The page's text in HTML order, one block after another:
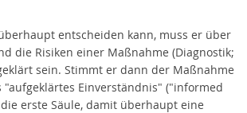
| Augsburger
oder assistierter Suizid
entscheiden kann, muss er über
die Risiken einer Maßnahme (Diagnostik;
sein. Stimmt er dann der Maßnahme
"aufgeklärtes Einverständnis" ("informed
erste Säule, damit überhaupt eine